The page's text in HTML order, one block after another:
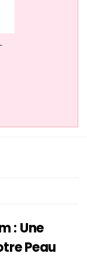
: Une
Peau